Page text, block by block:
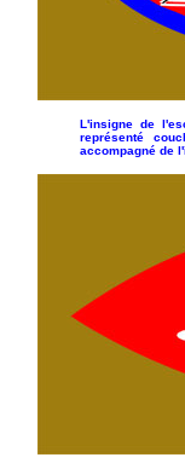
L'insigne de
représenté
accompagné de